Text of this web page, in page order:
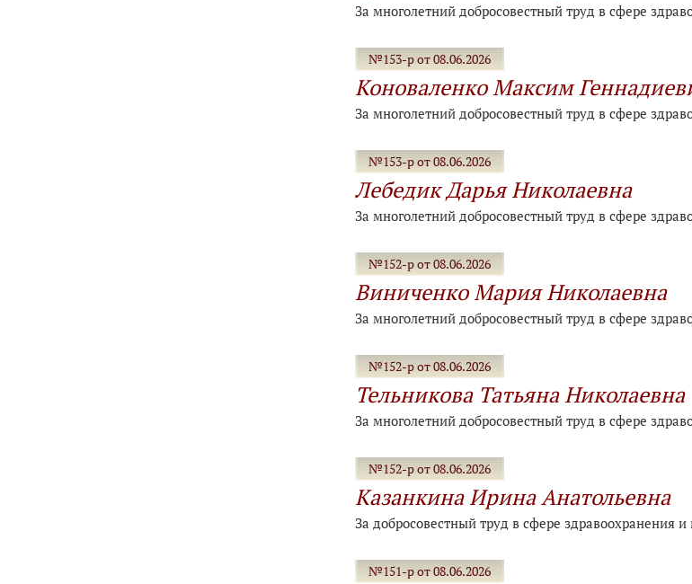
За многолетний добросовестный труд в сфере
№153-р от 08.06.2026
Коноваленко Максим
За многолетний добросовестный труд в сфере
№153-р от 08.06.2026
Лебедик Дарья Николаевна
За многолетний добросовестный труд в сфере
№152-р от 08.06.2026
Виниченко Мария Николаевна
За многолетний добросовестный труд в сфере
№152-р от 08.06.2026
Тельникова Татьяна Николаевна
За многолетний добросовестный труд в сфере
№152-р от 08.06.2026
Казанкина Ирина Анатольевна
За добросовестный труд в сфере здравоохранения
№151-р от 08.06.2026